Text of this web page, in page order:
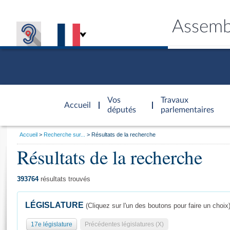
Accueil
d'accueil
Vos
députés
Travaux
parlementaires
Général
Vous
Accueil Recherche sur... Résultats de la recherche
Résultats de la recherche
393764résultats trouvés
LÉGISLATURE (Cliquez sur l'un des boutons pour faire un choix)
17e législature Précédentes législatures (X)